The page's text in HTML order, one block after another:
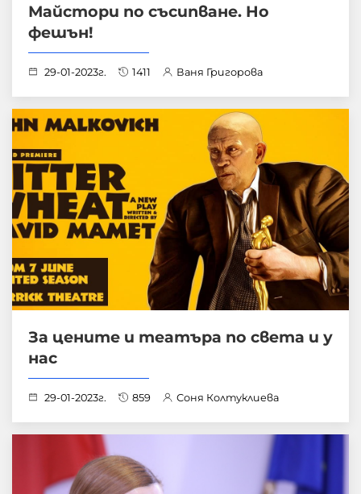
Майстори по съсипване. Но
фешън!
29-01-2023г. 1411 Ваня Григорова
За цените и театъра по света и у
нас
29-01-2023г. 859 Соня Колтуклиева